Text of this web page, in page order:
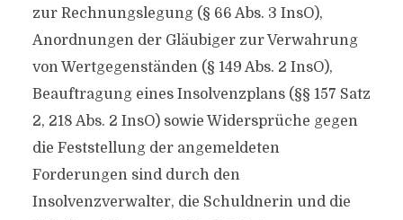
zur Rechnungslegung (§ 66 Abs. 3 InsO),
Anordnungen der Gläubiger zur Verwahrung
von Wertgegenständen (§ 149 Abs. 2 InsO),
Beauftragung eines Insolvenzplans (§§ 157 Satz
2, 218 Abs. 2 InsO) sowie Widersprüche gegen
die Feststellung der angemeldeten
Forderungen sind durch den
Insolvenzverwalter, die Schuldnerin und die